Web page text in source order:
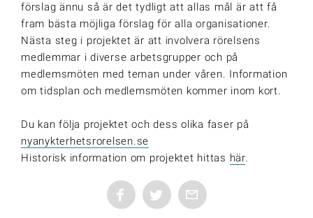
förslag ännu så är det tydligt att allas mål är att få
fram bästa möjliga förslag för alla organisationer.
Nästa steg i projektet är att involvera rörelsens
medlemmar i diverse arbetsgrupper och på
medlemsmöten med teman under våren. Information
om tidsplan och medlemsmöten kommer inom kort.
Du kan följa projektet och dess olika faser på
nyanykterhetsrorelsen.se
Historisk information om projektet hittas här.